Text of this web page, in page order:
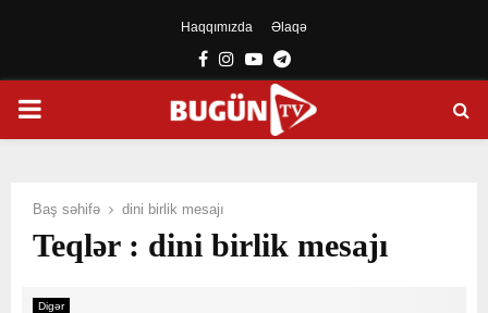
Haqqımızda Əlaqə
Facebook
Instagram
YoutubeTelegram
PRIMARY
Baş səhifə dini birlik mesajı
Teqlər : dini birlik mesajı
Digər